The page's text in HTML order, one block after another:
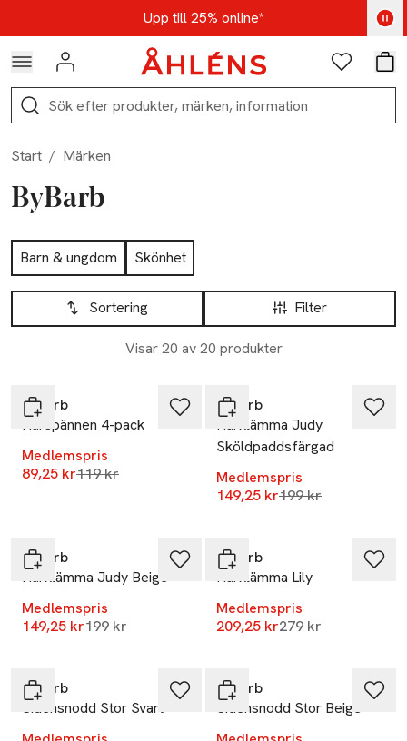
Hoppa till navigationsmenynUpp till 25% online*
Kod: AUG25 - Shoppa nu
Logga in Favoriter
Sök
Start / Märken
ByBarb
Hoppa till produktsidan
Barn & ungdom
Skönhet
Hoppa till produktsidan
Filter
Sortering
Visar 20 av 20 produkter
Lista över produkter
ByBarb
Hårspännen 4-pack
Medlemspris
89,25 krLägsta pris 30 dagar
119 kr
ByBarb
Hårklämma Judy
Sköldpaddsfärgad
Medlemspris
149,25 krLägsta pris 30
199 kr
ByBarb
Hårklämma Judy Beige
Medlemspris
149,25 krLägsta pris 30 dagar
199 kr
ByBarb
Hårklämma Lily
Medlemspris
209,25 krLägsta pris 30
279 kr
ByBarb
Sidensnodd Stor Svart
ByBarb
Sidensnodd Stor Beige